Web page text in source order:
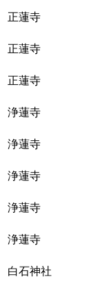
正蓮寺
正蓮寺
正蓮寺
浄蓮寺
浄蓮寺
浄蓮寺
浄蓮寺
浄蓮寺
白石神社